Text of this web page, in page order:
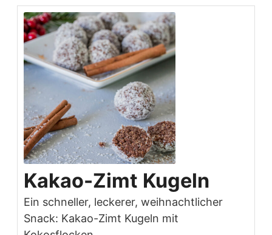
Kakao-Zimt Kugeln
Ein schneller, leckerer, weihnachtlicher
Snack: Kakao-Zimt Kugeln mit